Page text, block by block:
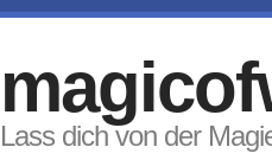
Lass dich von der